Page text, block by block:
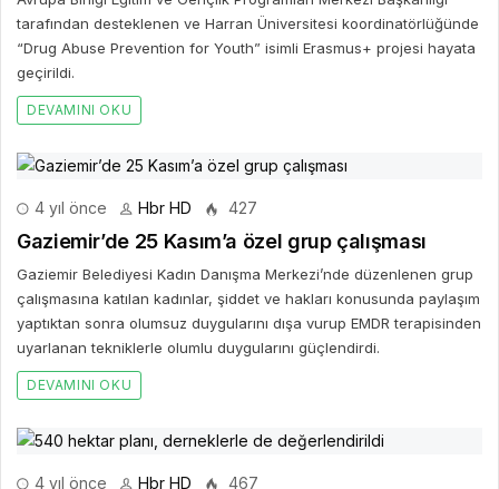
tarafından desteklenen ve Harran Üniversitesi koordinatörlüğünde
“Drug Abuse Prevention for Youth” isimli Erasmus+ projesi hayata
geçirildi.
DEVAMINI OKU
4 yıl önce Hbr HD 427
Gaziemir’de 25 Kasım’a özel grup çalışması
Gaziemir Belediyesi Kadın Danışma Merkezi’nde düzenlenen grup
çalışmasına katılan kadınlar, şiddet ve hakları konusunda paylaşım
yaptıktan sonra olumsuz duygularını dışa vurup EMDR terapisinden
uyarlanan tekniklerle olumlu duygularını güçlendirdi.
DEVAMINI OKU
4 yıl önce Hbr HD 467